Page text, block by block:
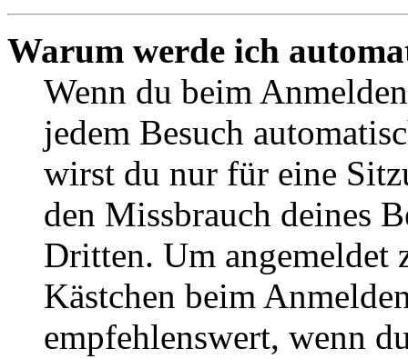
Warum werde ich
Wenn du beim
jedem Besuch
wirst du nur für eine
den Missbrauch deines
Dritten. Um angemeldet
Kästchen beim
empfehlenswert, wenn